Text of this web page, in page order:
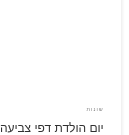
שונות
יום הולדת דפי צביעה